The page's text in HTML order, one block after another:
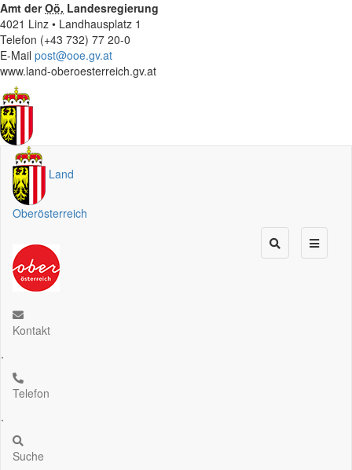
Amt derOö. Landesregierung
4021 Linz • Landhausplatz 1
Telefon (+43 732) 77 20-0
E-Mail post@ooe.gv.at
www.land-oberoesterreich.gv.at
Land
Oberösterreich
Kontakt
.
Telefon
.
Suche